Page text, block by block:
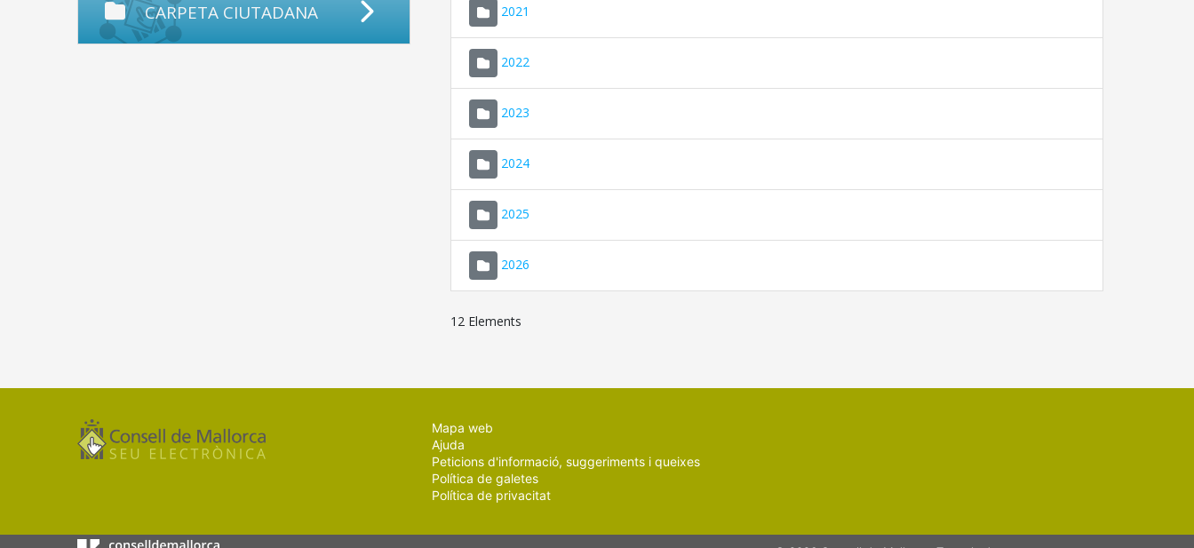
CARPETA CIUTADANA 2021
2022
2023
2024
2025
2026
12 Elements
Mapa web
Ajuda
Peticions d'informació, suggeriments i queixes
Política de galetes
Política de privacitat